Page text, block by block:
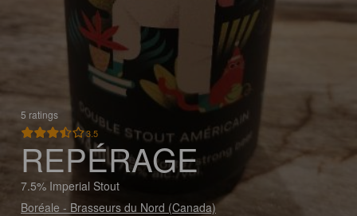
5 ratings
3.5
REPÉRAGE
7.5% Imperial Stout
Boréale - Brasseurs du Nord (Canada)